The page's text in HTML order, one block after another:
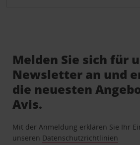
Melden Sie sich für
Newsletter an und
die neuesten
Avis.
Mit der Anmeldung erklären Sie Ihr
unseren Datenschutzrichtlinien